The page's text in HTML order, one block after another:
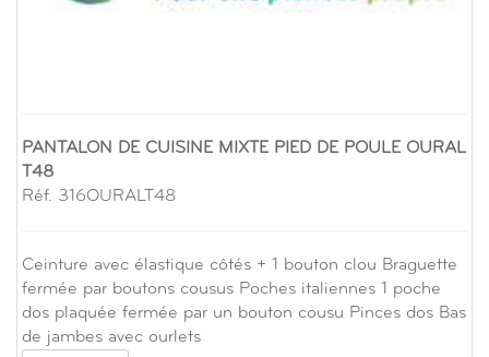
PANTALON DE CUISINE MIXTE PIED DE POULE OURAL
T48
Réf. 316OURALT48
Ceinture avec élastique côtés + 1 bouton clou Braguette
fermée par boutons cousus Poches italiennes 1 poche
dos plaquée fermée par un bouton cousu Pinces dos Bas
de jambes avec ourlets